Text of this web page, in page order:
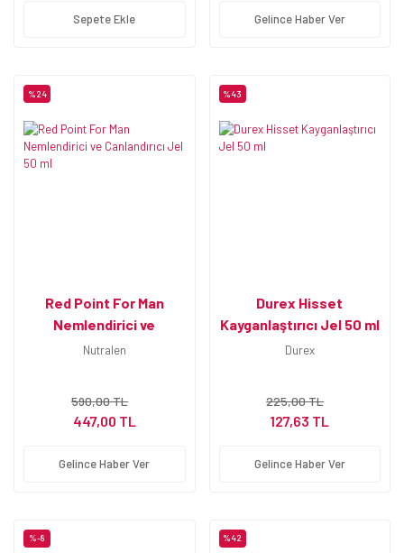
Sepete Ekle Gelince Haber Ver
%24
Red Point For Man
Nemlendirici ve
Canlandırıcı Jel 50 ml
Nutralen
590,00 TL
447,00 TL
Gelince Haber Ver
%43
Durex Hisset
Kayganlaştırıcı Jel 50 ml
Durex
225,00 TL
127,63 TL
Gelince Haber Ver
%-8 %42